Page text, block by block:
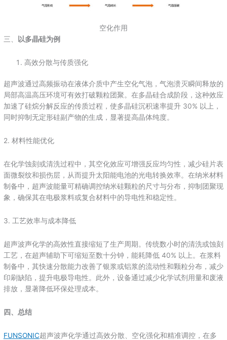
空化作用
三、
以多晶硅为例
高效分散与传质强化
超声波通过高频振动在液体介质中产生空化气泡，气泡溃灭瞬间释放的
局部高温高压环境可有效打破颗粒团聚。在多晶硅合成阶段，这种效应
加速了硅烷分解反应的传质过程，使多晶硅沉积速率提升 30% 以上，
同时抑制无定形硅副产物的生成，显著提高晶体纯度。
2. 材料性能优化
在化学蚀刻或清洗过程中，其空化效应可增强反应均匀性，减少硅片表
面微裂纹和损伤层，从而提升太阳能电池的光电转换效率。在纳米材料
制备中，超声波能量可精确调控纳米硅颗粒的尺寸与分布，抑制团聚现
象，确保其在电极浆料或复合材料中的导电性和稳定性。
3. 工艺效率与成本降低
超声波声化学的高效性直接缩短了生产周期。传统数小时的清洗或蚀刻
工艺，在超声辅助下可缩短至数十分钟，能耗降低 40% 以上。在浆料
制备中，其快速分散能力改善了银浆或铝浆的流动性和颗粒分布，减少
印刷缺陷，提升电极导电性。此外，设备通过减少化学试剂用量和废液
排放，显著降低环保处理成本。
四、总结
FUNSONIC超声波声化学通过高效分散、空化强化和精准调控，在多